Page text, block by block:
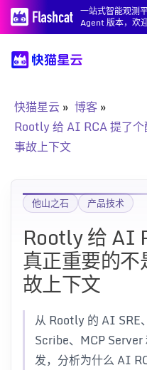
一站式智能观测
Agent 版本，欢
快猫星云
博客
Rootly 给 AI RCA 提了
事故上下文
他山之石 产品技术
Rootly 给 AI
真正重要的
故上下文
从 Rootly 的 AI
Scribe、MCP
发，分析为什么 AI